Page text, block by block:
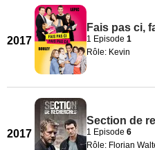
2017
Fais pas ci,
1 Episode 1
Rôle: Kevin
2017
Section de
1 Episode 6
Rôle: Florian